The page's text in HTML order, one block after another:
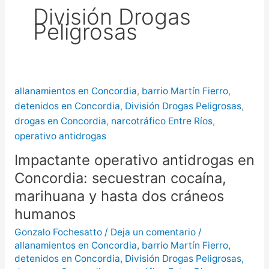
puntos de Concordia
creciente del río Uruguay ya alcanzó
Concordia
División Drogas
Peligrosas
allanamientos en Concordia, barrio Martín Fierro,
detenidos en Concordia, División Drogas Peligrosas,
drogas en Concordia, narcotráfico Entre Ríos,
operativo antidrogas
Impactante operativo antidrogas en
Concordia: secuestran cocaína,
marihuana y hasta dos cráneos
humanos
Gonzalo Fochesatto / Deja un comentario /
allanamientos en Concordia, barrio Martín Fierro,
detenidos en Concordia, División Drogas Peligrosas,